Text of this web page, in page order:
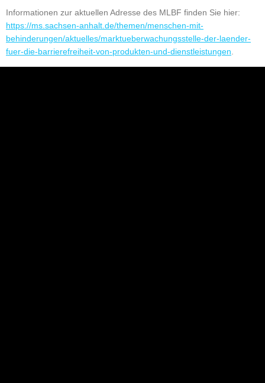
Informationen zur aktuellen Adresse des MLBF finden Sie hier:
https://ms.sachsen-anhalt.de/themen/menschen-mit-
behinderungen/aktuelles/marktueberwachungsstelle-der-laender-
fuer-die-barrierefreiheit-von-produkten-und-dienstleistungen.